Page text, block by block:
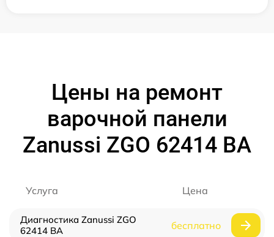
Цены на ремонт
варочной панели
Zanussi ZGO 62414 BA
Услуга Цена
Диагностика Zanussi ZGO
62414 BA
бесплатно